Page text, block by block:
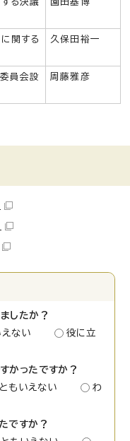
関する
久保田裕一
員会設
周藤雅彦
したか？
えない
役に立
かったですか？
もいえない
わ
ですか？